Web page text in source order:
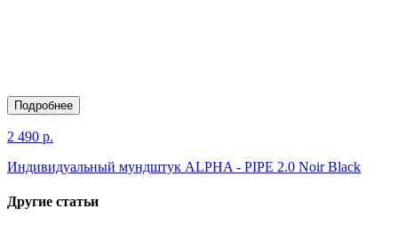
Подробнее
2 490 р.
Индивидуальный мундштук ALPHA - PIPE 2.0 Noir Black
Другие статьи